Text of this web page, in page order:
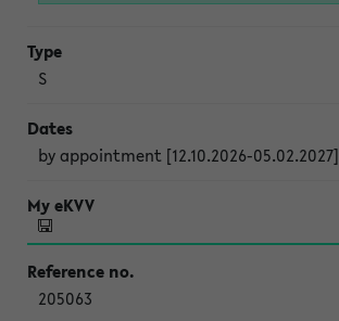
S
by appointment [12.10.2026-05.02.2027]
205063